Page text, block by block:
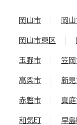
岡山市 岡
岡山市東区
玉野市 笠
高梁市 新
赤磐市 真
和気町 早